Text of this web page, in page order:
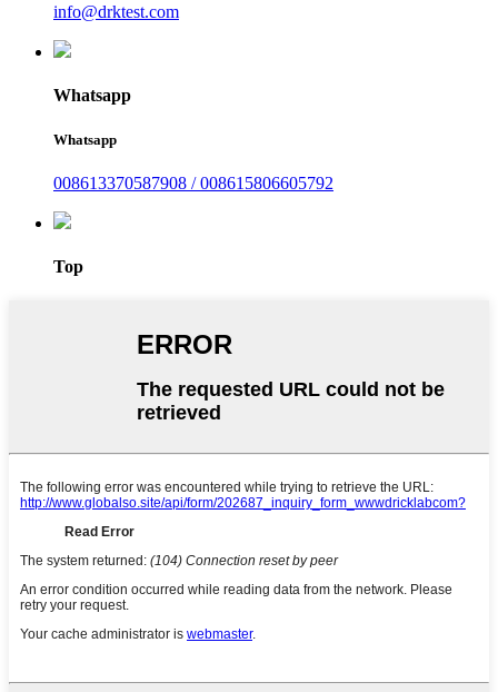
info@drktest.com
Whatsapp
Whatsapp
008613370587908 / 008615806605792
Top